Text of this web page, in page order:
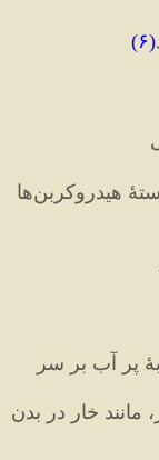
(۶)
صمغی زردرنگ، فسیلی، و از دستۀ هیدروکربن‌ها